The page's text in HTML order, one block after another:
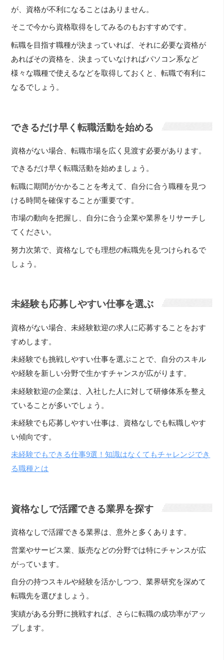
が、資格が不利になることはありません。
そこで今から資格取得をしてみるのもおすすめです。
転職を目指す職種が決まっていれば、それに必要な資格が
あればその資格を、決まっていなければパソコン系など
様々な職種で使えるなどを取得しておくと、転職で有利に
なるでしょう。
できるだけ早く転職活動を始める
資格がない場合、転職市場を広く見渡す必要があります。
できるだけ早く転職活動を始めましょう。
転職に期間がかかることを考えて、自分に合う職種を見つ
ける時間を確保することが重要です。
市場の動向を把握し、自分に合う企業や業界をリサーチし
てください。
努力次第で、資格なしでも理想の転職先を見つけられるで
しょう。
未経験も応募しやすい仕事を選ぶ
資格がない場合、未経験歓迎の求人に応募することをおす
すめします。
未経験でも挑戦しやすい仕事を選ぶことで、自分のスキル
や経験を新しい分野で生かすチャンスが広がります。
未経験歓迎の企業は、入社した人に対して研修体系を整え
ていることが多いでしょう。
未経験でも応募しやすい仕事は、資格なしでも転職しやす
い傾向です。
未経験でもできる仕事9選！知識はなくてもチャレンジでき
る職種とは
資格なしで活躍できる業界を探す
資格なしで活躍できる業界は、意外と多くあります。
営業やサービス業、販売などの分野では特にチャンスが広
がっています。
自分の持つスキルや経験を活かしつつ、業界研究を深めて
転職先を選びましょう。
実績がある分野に挑戦すれば、さらに転職の成功率がアッ
プします。